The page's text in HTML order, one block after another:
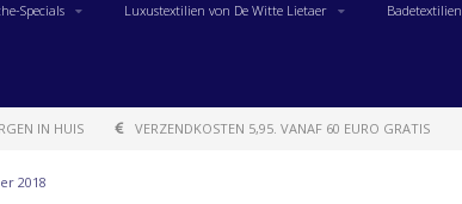
Specials Luxustextilien von De Witte Lietaer Badetextilien
IN HUIS VERZENDKOSTEN 5,95. VANAF 60 EURO GRATIS
2018